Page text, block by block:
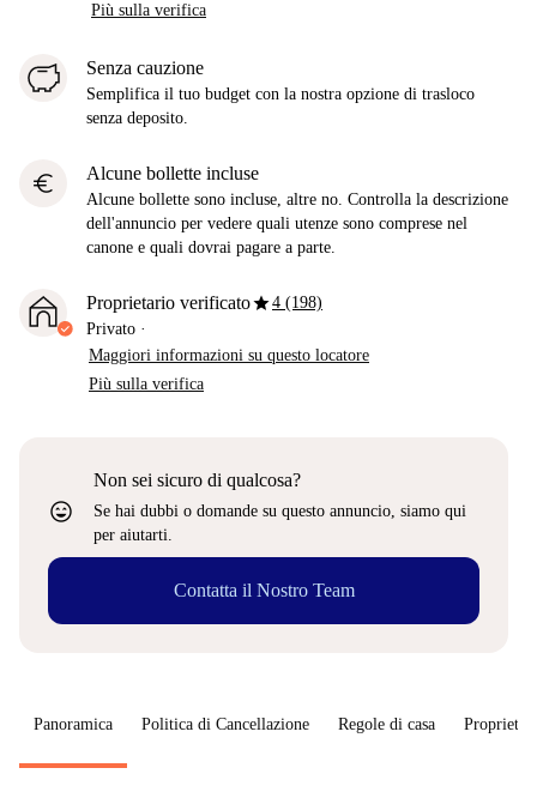
Più sulla verifica
Senza cauzione
Semplifica il tuo budget con la nostra opzione di trasloco
senza deposito.
euro Alcune bollette incluse
Alcune bollette sono incluse, altre no. Controlla la descrizione
dell'annuncio per vedere quali utenze sono comprese nel
canone e quali dovrai pagare a parte.
Proprietario verificatostar4 (198)
Privato ·
Maggiori informazioni su questo locatore
Più sulla verifica
sentiment_very_satisfied
Non sei sicuro di qualcosa?
Se hai dubbi o domande su questo annuncio, siamo qui
per aiutarti.
Contatta il Nostro Team
Panoramica Politica di Cancellazione Regole di casa